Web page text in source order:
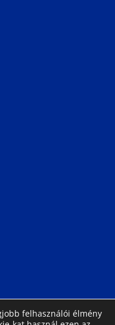
felhasználói élmény